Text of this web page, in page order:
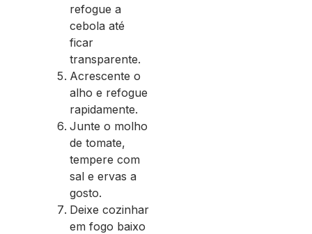
refogue a
cebola até
ficar
transparente.
Acrescente o
alho e refogue
rapidamente.
Junte o molho
de tomate,
tempere com
sal e ervas a
gosto.
Deixe cozinhar
em fogo baixo